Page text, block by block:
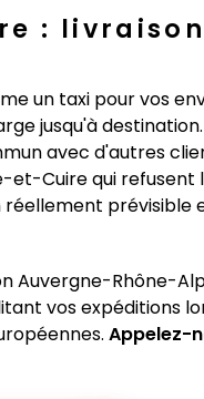
:
un taxi pour vos
jusqu'à
avec d'autres
et-Cuire qui refusent
prévisible
Auvergne-Rhône-
vos expéditions
Appelez-